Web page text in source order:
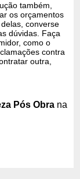
também,
os orçamentos
converse
dúvidas. Faça
como o
contra
outra,
Pós Obra na